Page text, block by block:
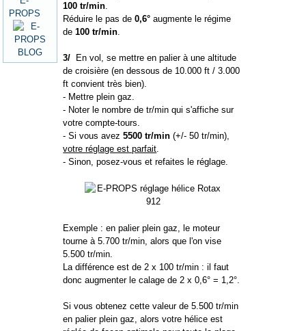
100 tr/min.
Réduire le pas de0,6° augmente le régime
de100 tr/min.
3/ En vol, se mettre en palier à une altitude
de croisière (en dessous de 10.000 ft / 3.000
ft convient très bien).
- Mettre plein gaz.
- Noter le nombre de tr/min qui s'affiche sur
votre compte-tours.
- Si vous avez5500 tr/min (+/- 50 tr/min),
votre réglage est parfait.
- Sinon, posez-vous et refaites le réglage.
Exemple : en palier plein gaz, le moteur
tourne à 5.700 tr/min, alors que l'on vise
5.500 tr/min.
La différence est de 2 x 100 tr/min : il faut
donc augmenter le calage de 2 x 0,6° = 1,2°.
Si vous obtenez cette valeur de 5.500 tr/min
en palier plein gaz, alors votre hélice est